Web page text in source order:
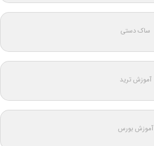
ساک دستی
آموزش ترید
آموزش بورس